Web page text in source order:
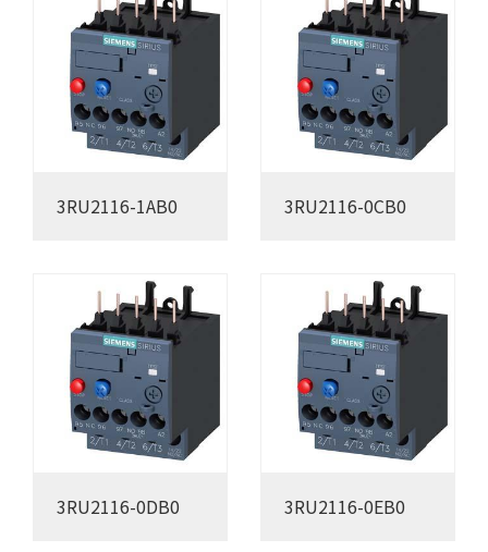
3RU2116-1AB0 3RU2116-0CB0
3RU2116-0DB0 3RU2116-0EB0